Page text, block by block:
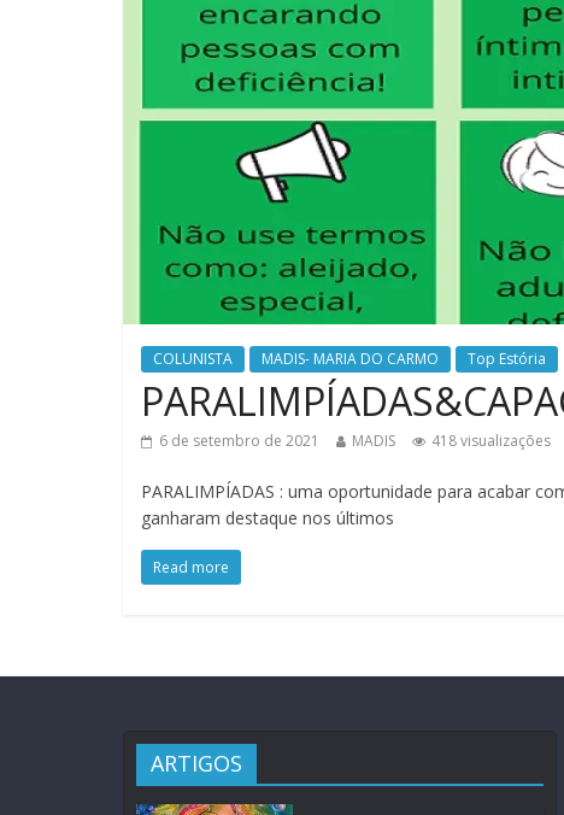
COLUNISTA MADIS- MARIA DO CARMO Top Estória
6 de setembro de 2021 MADIS 418 visualizações
PARALIMPÍADAS : uma oportunidade para acabar
ganharam destaque nos últimos
Read more
ARTIGOS